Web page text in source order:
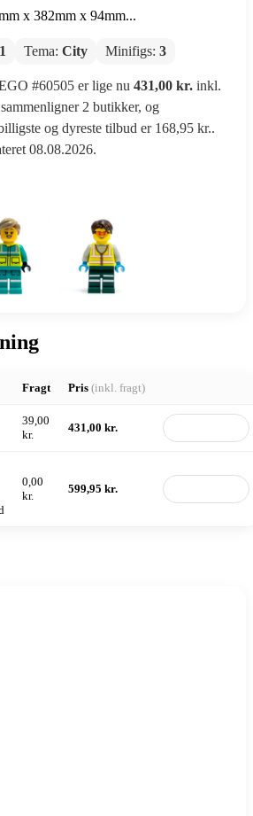
x 382mm x 94mm...
Tema: City Minifigs: 3
#60505 er lige nu 431,00 kr. inkl.
2 butikker, og
og dyreste tilbud er 168,95 kr..
08.08.2026.
Fragt Pris (inkl. fragt)
39,00
kr.
431,00 kr.
0,00
kr.
599,95 kr.